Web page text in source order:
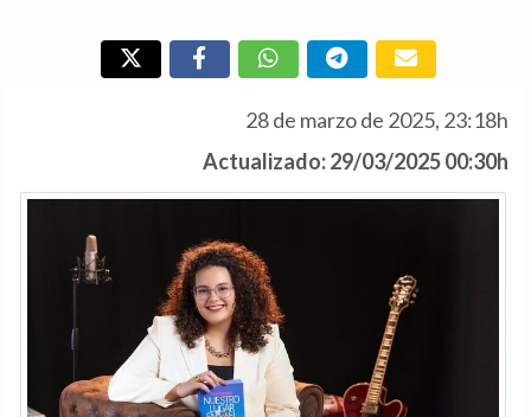
28 de marzo de 2025, 23:18h
Actualizado: 29/03/2025 00:30h